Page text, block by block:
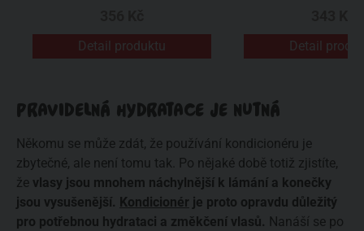
Detail produktu Detail
PRAVIDELNÁ HYDRATACE JE NUTNÁ
Někomu se může zdát, že používání kondicionéru je
zbytečné, ale není tomu tak. Po nějaké době totiž zjistíte,
že vlasy jsou mnohem náchylnější k lámání a konečky
jsou vysušenější. Kondicionér je proto opravdu důležitý
pro potřebnou hydrataci a změkčení vlasů. Nanáší se po